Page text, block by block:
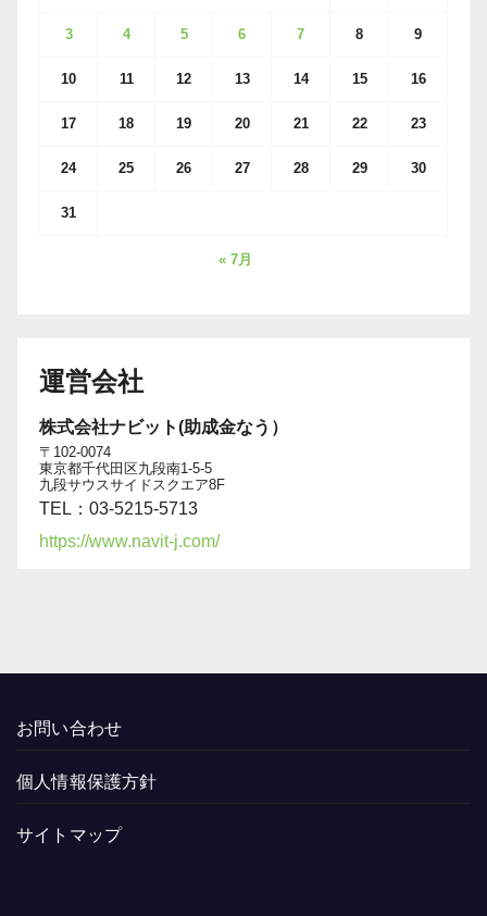
3 4 5 6 7 8 9
10 11 12 13 14 15 16
17 18 19 20 21 22 23
24 25 26 27 28 29 30
31
« 7月
運営会社
株式会社ナビット(助成金なう）
〒102-0074
東京都千代田区九段南1-5-5
九段サウスサイドスクエア8F
TEL：03-5215-5713
https://www.navit-j.com/
お問い合わせ
個人情報保護方針
サイトマップ